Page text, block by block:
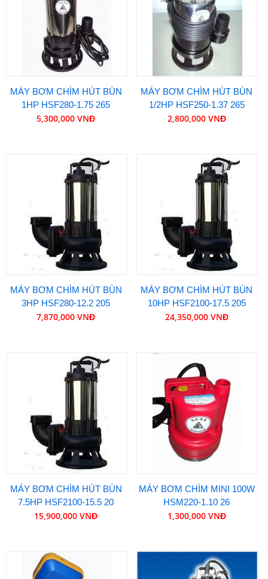
MÁY BƠM CHÌM HÚT BÙN
1HP HSF280-1.75 265
5,300,000 VNĐ
MÁY BƠM CHÌM HÚT BÙN
1/2HP HSF250-1.37 265
2,800,000 VNĐ
MÁY BƠM CHÌM HÚT BÙN
3HP HSF280-12.2 205
7,870,000 VNĐ
MÁY BƠM CHÌM HÚT BÙN
10HP HSF2100-17.5 205
24,350,000 VNĐ
MÁY BƠM CHÌM HÚT BÙN
7.5HP HSF2100-15.5 20
15,900,000 VNĐ
MÁY BƠM CHÌM MINI 100W
HSM220-1.10 26
1,300,000 VNĐ